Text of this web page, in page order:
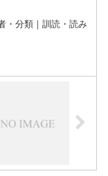
・分類｜訓読・読み